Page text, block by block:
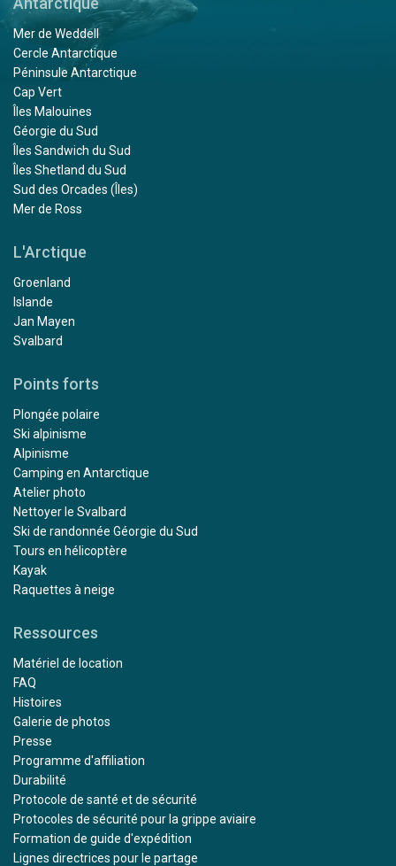
Mer de Weddell
Cercle Antarctique
Péninsule Antarctique
Cap Vert
Îles Malouines
Géorgie du Sud
Îles Sandwich du Sud
Îles Shetland du Sud
Sud des Orcades (Îles)
Mer de Ross
L'Arctique
Groenland
Islande
Jan Mayen
Svalbard
Points forts
Plongée polaire
Ski alpinisme
Alpinisme
Camping en Antarctique
Atelier photo
Nettoyer le Svalbard
Ski de randonnée Géorgie du Sud
Tours en hélicoptère
Kayak
Raquettes à neige
Ressources
Matériel de location
FAQ
Histoires
Galerie de photos
Presse
Programme d'affiliation
Durabilité
Protocole de santé et de sécurité
Protocoles de sécurité pour la grippe aviaire
Formation de guide d'expédition
Lignes directrices pour le partage